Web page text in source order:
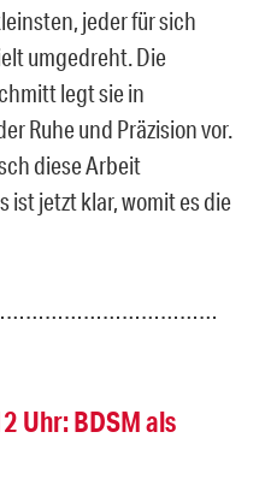
jeder für sich
umgedreht. Die
legt sie in
Ruhe und Präzision vor.
diese Arbeit
ist jetzt klar, womit es die
Uhr: BDSM als